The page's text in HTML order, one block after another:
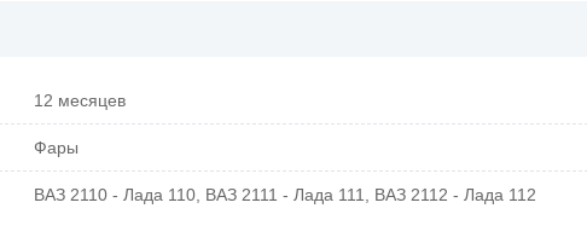
12 месяцев
Фары
ВАЗ 2110 - Лада 110, ВАЗ 2111 - Лада 111, ВАЗ 2112 - Лада 112